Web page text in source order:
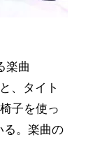
楽曲
、タイト
子を使っ
る。楽曲の